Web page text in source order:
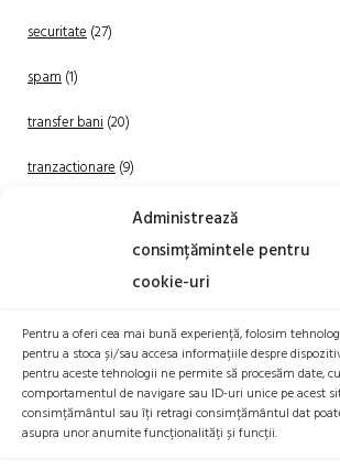
Administrează
consimțămintele pentru
cookie-uri
Pentru a oferi cea mai bună experiență, folosim
pentru a stoca și/sau accesa informațiile despre
pentru aceste tehnologii ne permite să procesăm date,
comportamentul de navigare sau ID-uri unice pe acest
consimțământul sau îți retragi consimțământul dat
asupra unor anumite funcționalități și funcții.
securitate(27)
spam(1)
transfer bani(20)
tranzactionare(9)
(20)
TRANZACTIONEAZA